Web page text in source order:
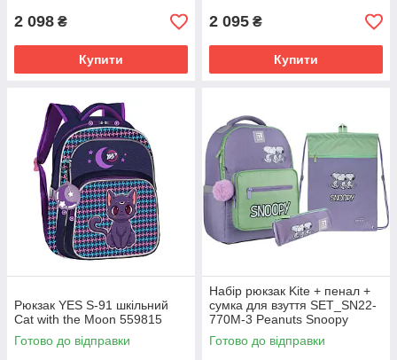
2 098 ₴
Купити
2 095 ₴
Купити
Рюкзак YES S-91 шкільний
Cat with the Moon 559815
Готово до відправки
Набір рюкзак Kite + пенал +
сумка для взуття SET_SN22-
770M-3 Peanuts Snoopy
Готово до відправки